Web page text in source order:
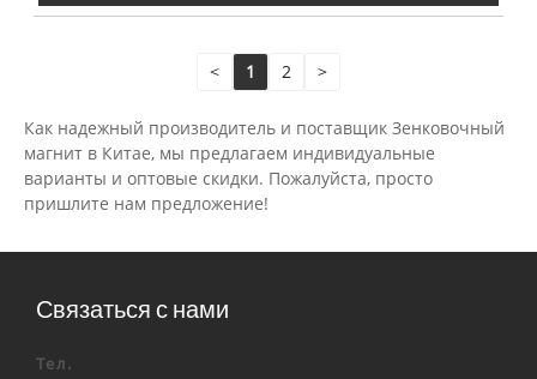
< 1 2 >
Как надежный производитель и поставщик Зенковочный
магнит в Китае, мы предлагаем индивидуальные
варианты и оптовые скидки. Пожалуйста, просто
пришлите нам предложение!
Связаться с нами
Тел.